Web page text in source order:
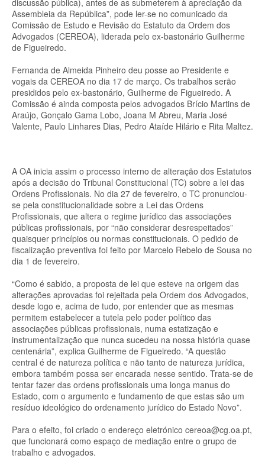
discussão pública), antes de as submeterem à apreciação da
Assembleia da República”, pode ler-se no comunicado da
Comissão de Estudo e Revisão do Estatuto da Ordem dos
Advogados (CEREOA), liderada pelo ex-bastonário Guilherme
de Figueiredo.
Fernanda de Almeida Pinheiro deu posse ao Presidente e
vogais da CEREOA no dia 17 de março. Os trabalhos serão
presididos pelo ex-bastonário, Guilherme de Figueiredo. A
Comissão é ainda composta pelos advogados Brício Martins de
Araújo, Gonçalo Gama Lobo, Joana M Abreu, Maria José
Valente, Paulo Linhares Dias, Pedro Ataíde Hilário e Rita Maltez.
A OA inicia assim o processo interno de alteração dos Estatutos
após a decisão do Tribunal Constitucional (TC) sobre a lei das
Ordens Profissionais. No dia 27 de fevereiro, o TC pronunciou-
se pela constitucionalidade sobre a Lei das Ordens
Profissionais, que altera o regime jurídico das associações
públicas profissionais, por “não considerar desrespeitados”
quaisquer princípios ou normas constitucionais. O pedido de
fiscalização preventiva foi feito por Marcelo Rebelo de Sousa no
dia 1 de fevereiro.
“Como é sabido, a proposta de lei que esteve na origem das
alterações aprovadas foi rejeitada pela Ordem dos Advogados,
desde logo e, acima de tudo, por entender que as mesmas
permitem estabelecer a tutela pelo poder político das
associações públicas profissionais, numa estatização e
instrumentalização que nunca sucedeu na nossa história quase
centenária”, explica Guilherme de Figueiredo. “A questão
central é de natureza política e não tanto de natureza jurídica,
embora também possa ser encarada nesse sentido. Trata-se de
tentar fazer das ordens profissionais uma longa manus do
Estado, com o argumento e fundamento de que estas são um
resíduo ideológico do ordenamento jurídico do Estado Novo”.
Para o efeito, foi criado o endereço eletrónico cereoa@cg.oa.pt,
que funcionará como espaço de mediação entre o grupo de
trabalho e advogados.